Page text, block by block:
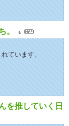
。
ています。
を推していく日